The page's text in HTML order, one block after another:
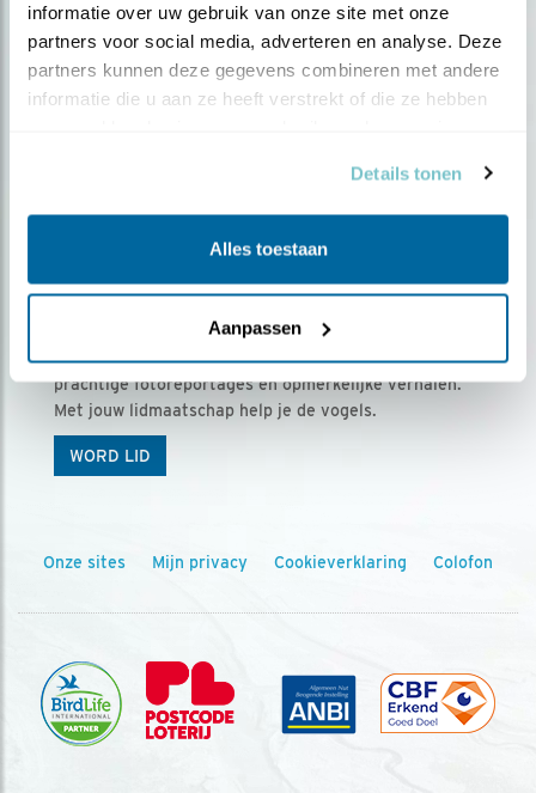
informatie over uw gebruik van onze site met onze
partners voor social media, adverteren en analyse. Deze
partners kunnen deze gegevens combineren met andere
informatie die u aan ze heeft verstrekt of die ze hebben
Details tonen
Alles toestaan
Aanpassen
Ontvang 5 x Vogels voor € 36,00 per jaar
Vogels is het tijdschrift voor onze leden, met
prachtige fotoreportages en opmerkelijke verhalen.
Met jouw lidmaatschap help je de vogels.
WORD LID
Onze sites Mijn privacy Cookieverklaring Colofon